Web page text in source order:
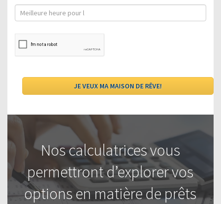
Nos calculatrices vous
permettront d’explorer vos
options en matière de prêts